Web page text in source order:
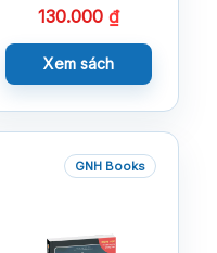
130.000 ₫
Xem sách
GNH Books